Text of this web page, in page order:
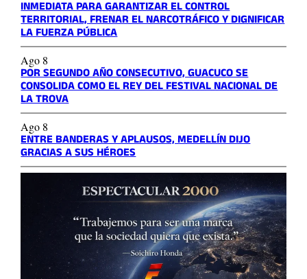
INMEDIATA PARA GARANTIZAR EL CONTROL
TERRITORIAL, FRENAR EL NARCOTRÁFICO Y DIGNIFICAR
LA FUERZA PÚBLICA
Ago 8
POR SEGUNDO AÑO CONSECUTIVO, GUACUCO SE
CONSOLIDA COMO EL REY DEL FESTIVAL NACIONAL DE
LA TROVA
Ago 8
ENTRE BANDERAS Y APLAUSOS, MEDELLÍN DIJO
GRACIAS A SUS HÉROES